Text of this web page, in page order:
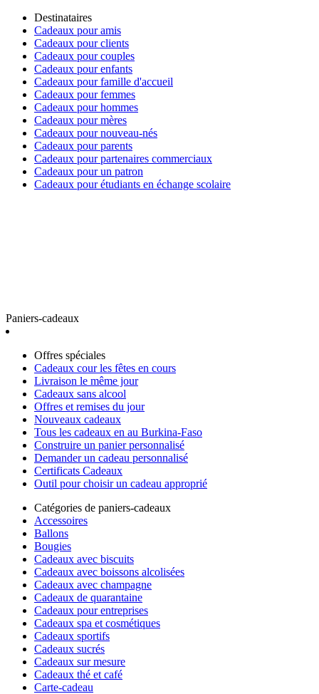
Destinataires
Cadeaux pour amis
Cadeaux pour clients
Cadeaux pour couples
Cadeaux pour enfants
Cadeaux pour famille d'accueil
Cadeaux pour femmes
Cadeaux pour hommes
Cadeaux pour mères
Cadeaux pour nouveau-nés
Cadeaux pour parents
Cadeaux pour partenaires commerciaux
Cadeaux pour un patron
Cadeaux pour étudiants en échange scolaire
Paniers-cadeaux
Offres spéciales
Cadeaux cour les fêtes en cours
Livraison le même jour
Cadeaux sans alcool
Offres et remises du jour
Nouveaux cadeaux
Tous les cadeaux en au Burkina-Faso
Construire un panier personnalisé
Demander un cadeau personnalisé
Certificats Cadeaux
Outil pour choisir un cadeau approprié
Catégories de paniers-cadeaux
Accessoires
Ballons
Bougies
Cadeaux avec biscuits
Cadeaux avec boissons alcolisées
Cadeaux avec champagne
Cadeaux de quarantaine
Cadeaux pour entreprises
Cadeaux spa et cosmétiques
Cadeaux sportifs
Cadeaux sucrés
Cadeaux sur mesure
Cadeaux thé et café
Carte-cadeau